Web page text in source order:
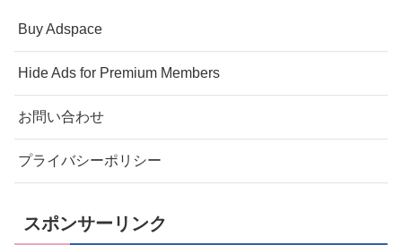
Buy Adspace
Hide Ads for Premium Members
お問い合わせ
プライバシーポリシー
スポンサーリンク